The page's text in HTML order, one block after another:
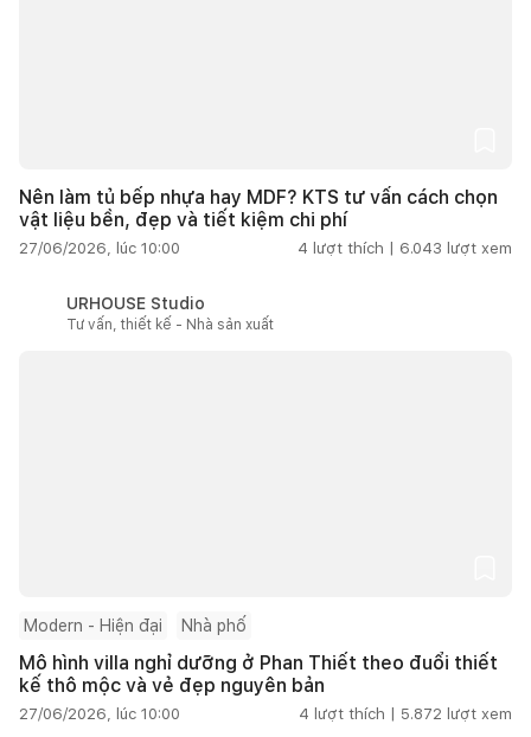
Nên làm tủ bếp nhựa hay MDF? KTS tư vấn cách chọn
vật liệu bền, đẹp và tiết kiệm chi phí
27/06/2026, lúc 10:00 4 lượt thích | 6.043 lượt xem
URHOUSE Studio
Tư vấn, thiết kế - Nhà sản xuất
Modern - Hiện đại Nhà phố
Mô hình villa nghỉ dưỡng ở Phan Thiết theo đuổi thiết
kế thô mộc và vẻ đẹp nguyên bản
27/06/2026, lúc 10:00 4 lượt thích | 5.872 lượt xem